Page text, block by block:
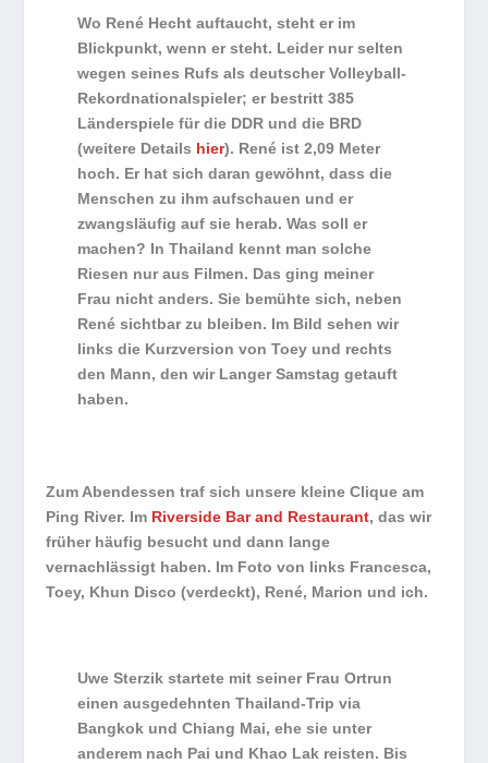
Wo René Hecht auftaucht, steht er im
Blickpunkt, wenn er steht. Leider nur selten
wegen seines Rufs als deutscher Volleyball-
Rekordnationalspieler; er bestritt 385
Länderspiele für die DDR und die BRD
(weitere Details hier). René ist 2,09 Meter
hoch. Er hat sich daran gewöhnt, dass die
Menschen zu ihm aufschauen und er
zwangsläufig auf sie herab. Was soll er
machen? In Thailand kennt man solche
Riesen nur aus Filmen. Das ging meiner
Frau nicht anders. Sie bemühte sich, neben
René sichtbar zu bleiben. Im Bild sehen wir
links die Kurzversion von Toey und rechts
den Mann, den wir Langer Samstag getauft
haben.
Zum Abendessen traf sich unsere kleine Clique am
Ping River. Im Riverside Bar and Restaurant, das wir
früher häufig besucht und dann lange
vernachlässigt haben. Im Foto von links Francesca,
Toey, Khun Disco (verdeckt), René, Marion und ich.
Uwe Sterzik startete mit seiner Frau Ortrun
einen ausgedehnten Thailand-Trip via
Bangkok und Chiang Mai, ehe sie unter
anderem nach Pai und Khao Lak reisten. Bis